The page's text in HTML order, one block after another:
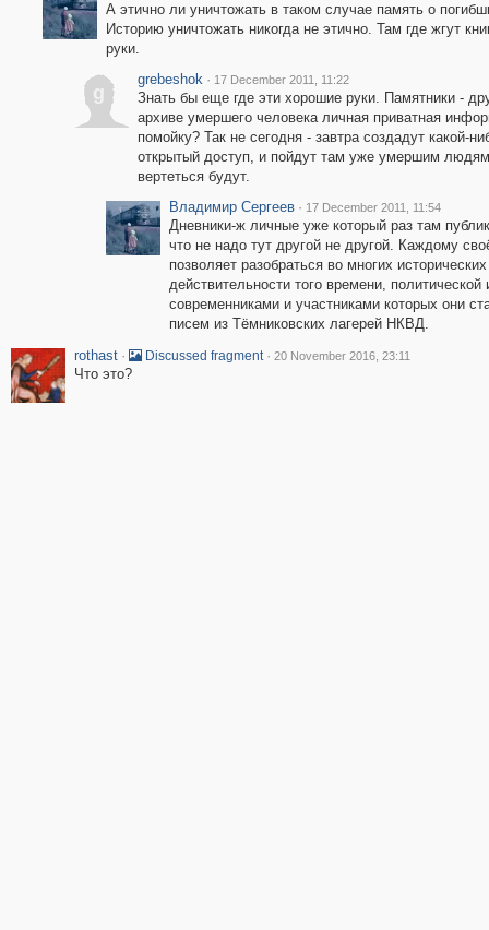
А этично ли уничтожать в таком случае память о
Историю уничтожать никогда не этично. Там где жгут
руки.
g
grebeshok · 17 December 2011, 11:22
Знать бы еще где эти хорошие руки. Памятники -
архиве умершего человека личная приватная
помойку? Так не сегодня - завтра создадут какой-
открытый доступ, и пойдут там уже умершим
вертеться будут.
Владимир Сергеев · 17 December 2011, 11:54
Дневники-ж личные уже который раз там
что не надо тут другой не другой. Каждому
позволяет разобраться во многих
действительности того времени,
современниками и участниками которых они
писем из Тёмниковских лагерей НКВД.
rothast · Discussed fragment · 20 November 2016, 23:11
Что это?